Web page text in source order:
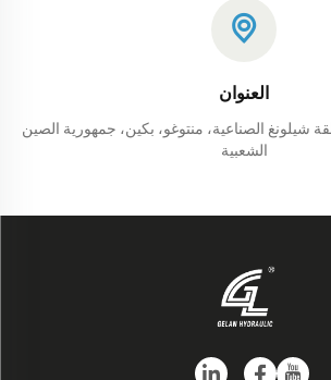
العنوان
شيلونغ الصناعية، منتوغو، بكين، جمهورية الصين
الشعبية